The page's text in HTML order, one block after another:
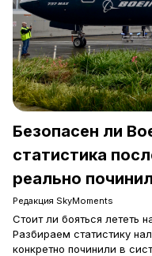
Безопасен ли
статистика
реально
Редакция SkyMoments
Стоит ли бояться лететь
Разбираем статистику
конкретно починили в